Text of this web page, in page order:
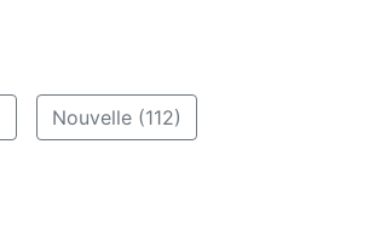
Nouvelle (112)